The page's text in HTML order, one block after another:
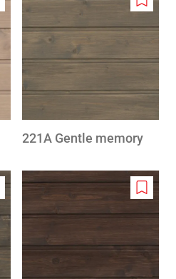
Add
to
221A Gentle memory
wishlist
Add
to